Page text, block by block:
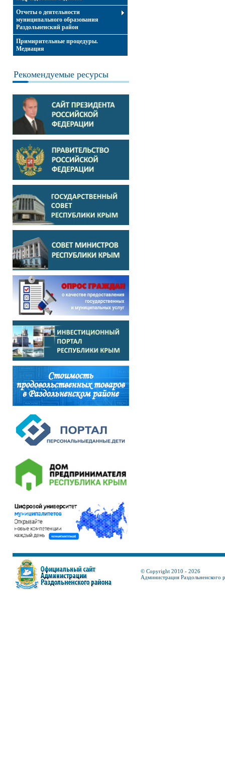
Отчеты о деятельности
муниципального образования
Раздольненский район
Примирительные процедуры.
Медиация
Рекомендуемые ресурсы
© Copyright 2010 - 2026
Администрация Раздольненского